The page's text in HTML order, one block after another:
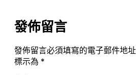
發佈留言
發佈留言必須填寫的電子郵件地
標示為 *